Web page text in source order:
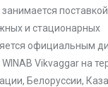
и стационарных
официальным
Vikvaggar на
Белоруссии,